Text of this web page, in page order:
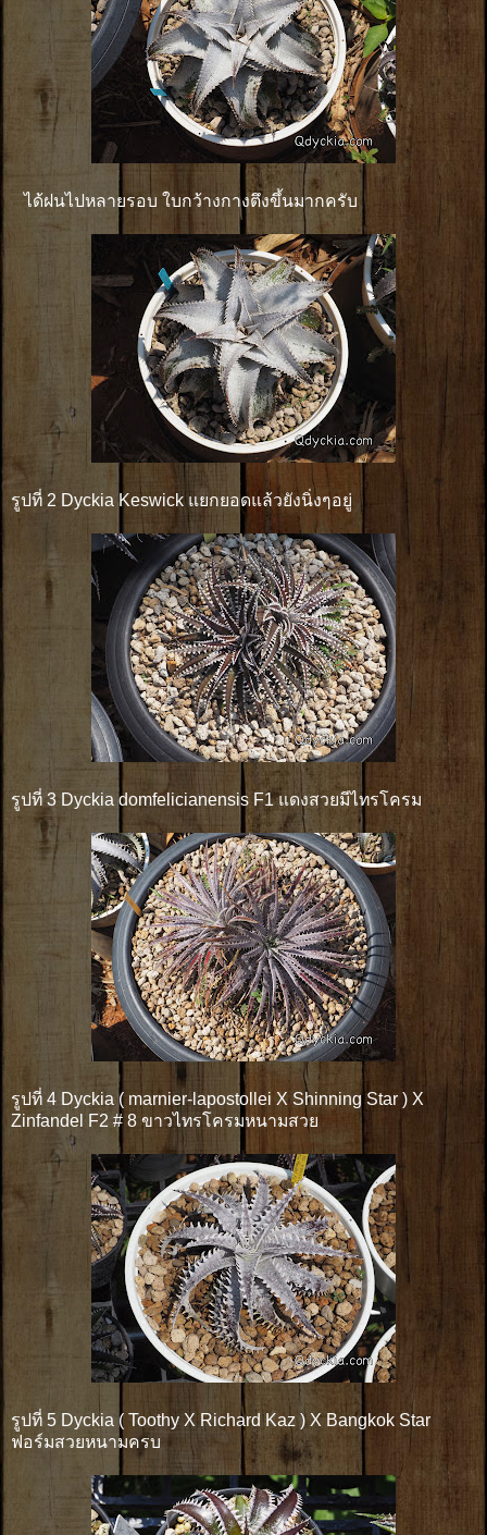
ได้ฝนไปหลายรอบ ใบกว้างกางตึงขึ้นมากครับ
รูปที่ 2 Dyckia Keswick แยกยอดแล้วยังนิ่งๆอยู่
รูปที่ 3 Dyckia domfelicianensis F1 แดงสวยมีไทรโครม
รูปที่ 4 Dyckia ( marnier-lapostollei X Shinning Star ) X
Zinfandel F2 # 8 ขาวไทรโครมหนามสวย
รูปที่ 5 Dyckia ( Toothy X Richard Kaz ) X Bangkok Star
ฟอร์มสวยหนามครบ